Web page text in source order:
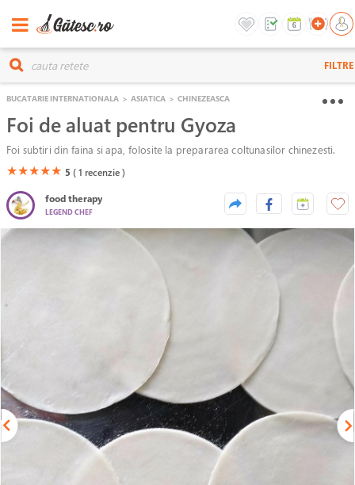
FILTRE
BUCATARIE INTERNATIONALA > ASIATICA > CHINEZEASCA
Foi de aluat pentru Gyoza
Foi subtiri din faina si apa, folosite la prepararea coltunasilor chinezesti.
(*)
★(*)
★(*)
★(*)
★(*)
★ 5 ( 1 recenzie )
food therapy
LEGEND CHEF